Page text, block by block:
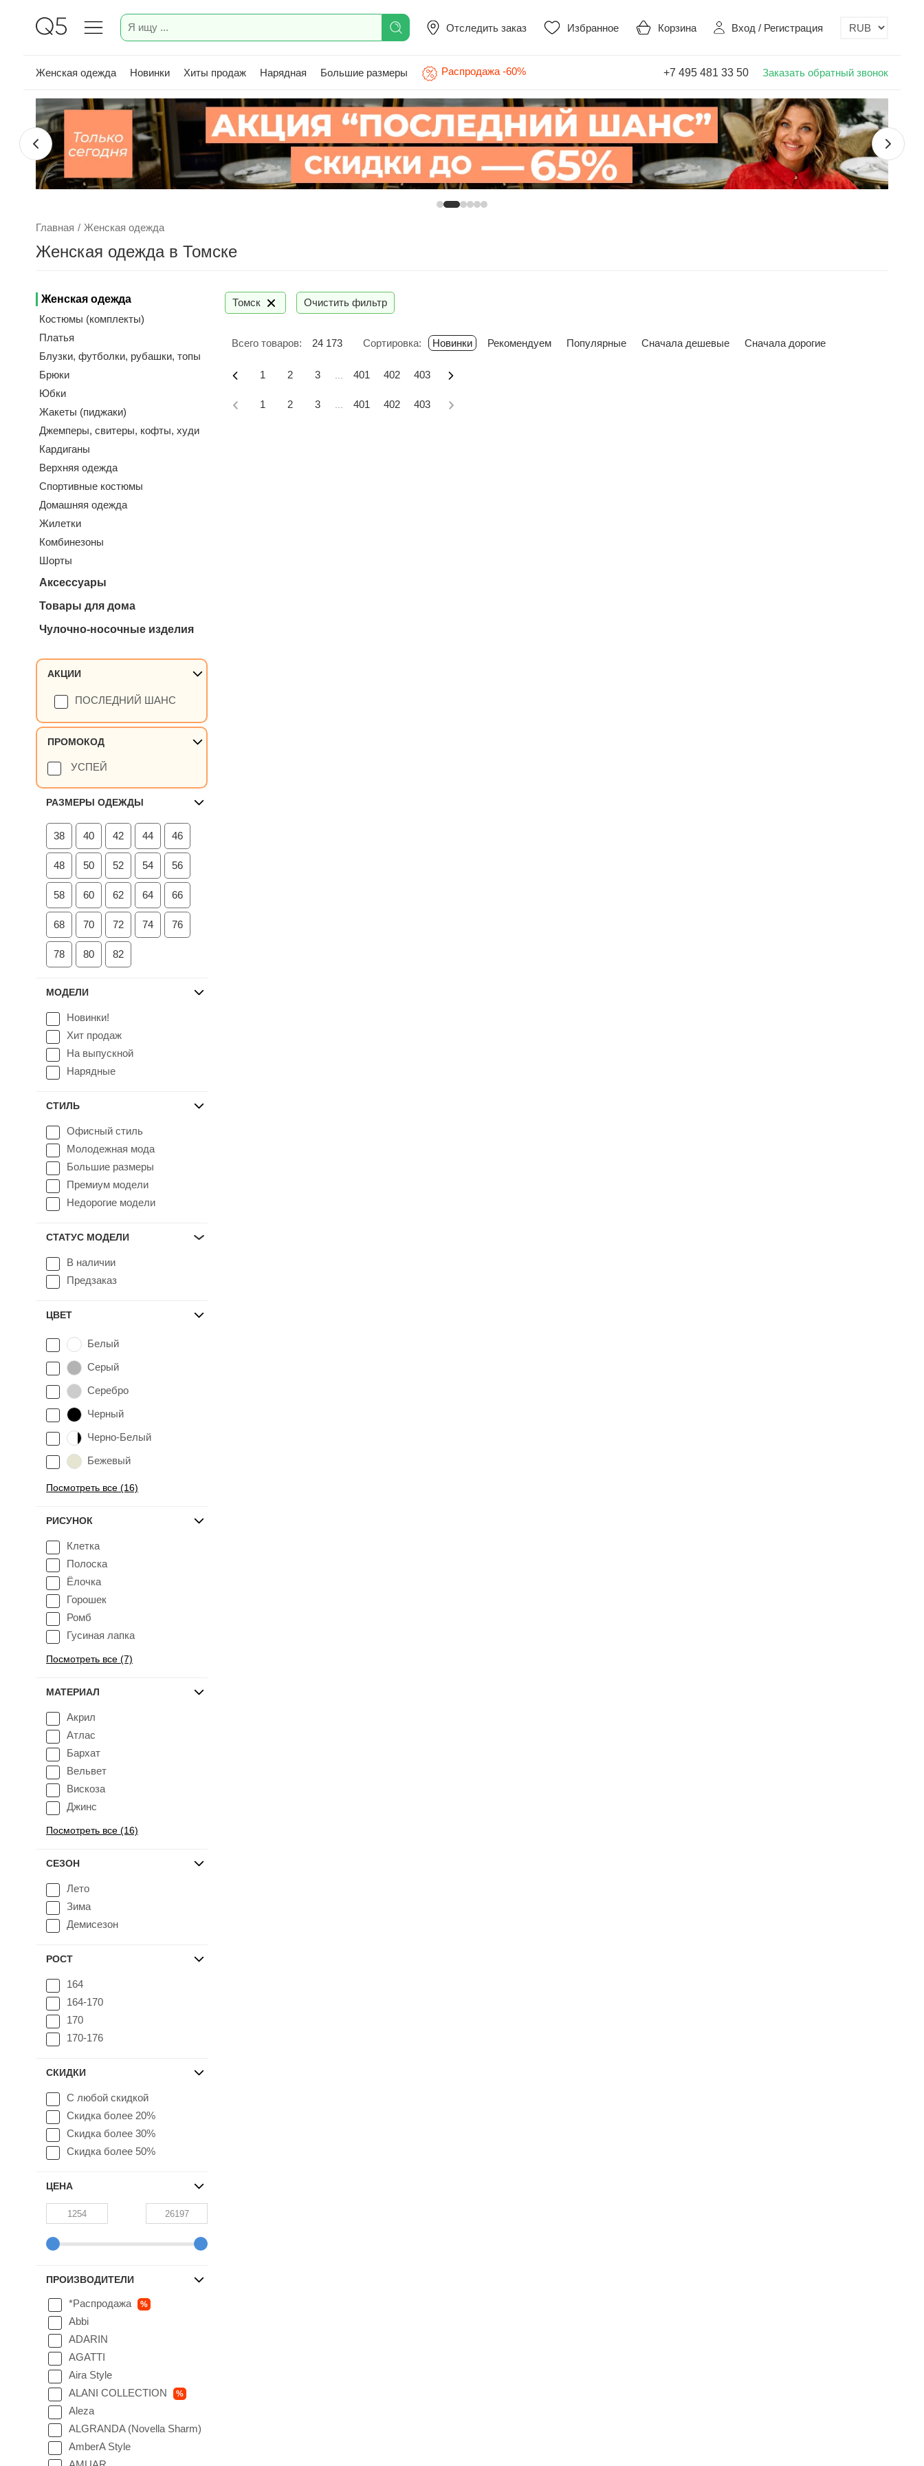
Отследить заказ Избранное Корзина Вход / Регистрация
Женская одежда Новинки Хиты продаж Нарядная Большие размеры Распродажа -60% +7 495 481 33 50 Заказать обратный звонок
Главная / Женская одежда
Женская одежда в Томске
Женская одежда
Костюмы (комплекты)
Платья
Блузки, футболки, рубашки, топы
Брюки
Юбки
Жакеты (пиджаки)
Джемперы, свитеры, кофты, худи
Кардиганы
Верхняя одежда
Спортивные костюмы
Домашняя одежда
Жилетки
Комбинезоны
Шорты
Аксессуары
Товары для дома
Чулочно-носочные изделия
АКЦИИ
ПОСЛЕДНИЙ ШАНС
ПРОМОКОД
УСПЕЙ
РАЗМЕРЫ ОДЕЖДЫ
38 40 42 44 46
48 50 52 54 56
58 60 62 64 66
68 70 72 74 76
78 80 82
МОДЕЛИ
Новинки!
Хит продаж
На выпускной
Нарядные
СТИЛЬ
Офисный стиль
Молодежная мода
Большие размеры
Премиум модели
Недорогие модели
СТАТУС МОДЕЛИ
В наличии
Предзаказ
ЦВЕТ
Белый
Серый
Серебро
Черный
Черно-Белый
Бежевый
Посмотреть все (16)
РИСУНОК
Клетка
Полоска
Ёлочка
Горошек
Ромб
Гусиная лапка
Посмотреть все (7)
МАТЕРИАЛ
Акрил
Атлас
Бархат
Вельвет
Вискоза
Джинс
Посмотреть все (16)
СЕЗОН
Лето
Зима
Демисезон
РОСТ
164
164-170
170
170-176
СКИДКИ
С любой скидкой
Скидка более 20%
Скидка более 30%
Скидка более 50%
ЦЕНА
ПРОИЗВОДИТЕЛИ
*Распродажа %
Abbi
ADARIN
AGATTI
Aira Style
ALANI COLLECTION
%
Aleza
ALGRANDA (Novella Sharm)
AmberA Style
Томск Очистить фильтр
Всего товаров: 24 173 Сортировка: Новинки Рекомендуем Популярные Сначала дешевые Сначала дорогие
1 2 3 401 402 403
1 2 3 401 402 403